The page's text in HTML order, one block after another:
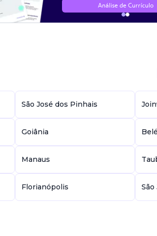
Análise de Currículo
São José dos Pinhais
Goiânia
Manaus
Florianópolis São